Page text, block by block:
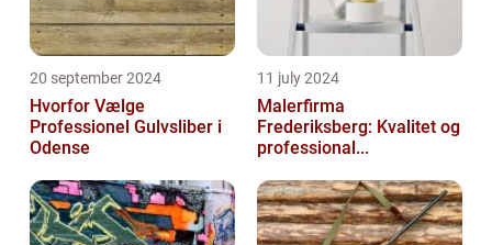
20 september 2024
Hvorfor Vælge
Professionel Gulvsliber i
Odense
11 july 2024
Malerfirma
Frederiksberg: Kvalitet og
professional...